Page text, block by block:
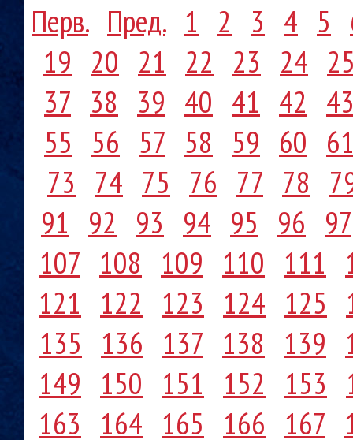
Перв. Пред. 1 2 3 4 5
19 20 21 22 23 24
37 38 39 40 41 42
55 56 57 58 59 60
73 74 75 76 77 78
91 92 93 94 95 96 97
107 108 109 110 111
121 122 123 124 125
135 136 137 138 139
149 150 151 152 153
163 164 165 166 167